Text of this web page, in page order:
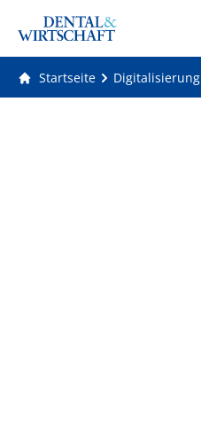
Startseite Digitalisierung